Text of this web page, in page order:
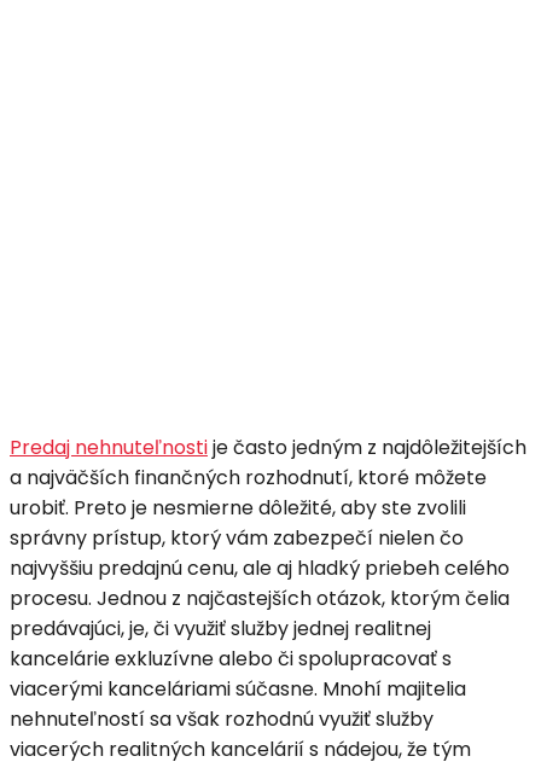
Predaj nehnuteľnostije často jedným z najdôležitejších
a najväčších finančných rozhodnutí, ktoré môžete
urobiť. Preto je nesmierne dôležité, aby ste zvolili
správny prístup, ktorý vám zabezpečí nielen čo
najvyššiu predajnú cenu, ale aj hladký priebeh celého
procesu. Jednou z najčastejších otázok, ktorým čelia
predávajúci, je, či využiť služby jednej realitnej
kancelárie exkluzívne alebo či spolupracovať s
viacerými kanceláriami súčasne. Mnohí majitelia
nehnuteľností sa však rozhodnú využiť služby
viacerých realitných kancelárií s nádejou, že tým